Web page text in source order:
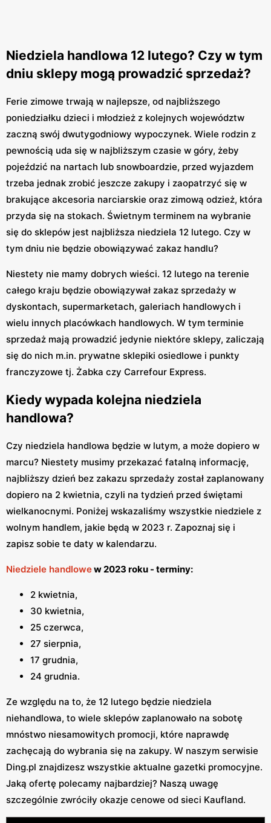
Niedziela handlowa 12 lutego? Czy w tym
dniu sklepy mogą prowadzić sprzedaż?
Ferie zimowe trwają w najlepsze, od najbliższego
poniedziałku dzieci i młodzież z kolejnych województw
zaczną swój dwutygodniowy wypoczynek. Wiele rodzin z
pewnością uda się w najbliższym czasie w góry, żeby
pojeździć na nartach lub snowboardzie, przed wyjazdem
trzeba jednak zrobić jeszcze zakupy i zaopatrzyć się w
brakujące akcesoria narciarskie oraz zimową odzież, która
przyda się na stokach. Świetnym terminem na wybranie
się do sklepów jest najbliższa niedziela 12 lutego. Czy w
tym dniu nie będzie obowiązywać zakaz handlu?
Niestety nie mamy dobrych wieści. 12 lutego na terenie
całego kraju będzie obowiązywał zakaz sprzedaży w
dyskontach, supermarketach, galeriach handlowych i
wielu innych placówkach handlowych. W tym terminie
sprzedaż mają prowadzić jedynie niektóre sklepy, zaliczają
się do nich m.in. prywatne sklepiki osiedlowe i punkty
franczyzowe tj. Żabka czy Carrefour Express.
Kiedy wypada kolejna niedziela
handlowa?
Czy niedziela handlowa będzie w lutym, a może dopiero w
marcu? Niestety musimy przekazać fatalną informację,
najbliższy dzień bez zakazu sprzedaży został zaplanowany
dopiero na 2 kwietnia, czyli na tydzień przed świętami
wielkanocnymi. Poniżej wskazaliśmy wszystkie niedziele z
wolnym handlem, jakie będą w 2023 r. Zapoznaj się i
zapisz sobie te daty w kalendarzu.
Niedziele handlowew 2023 roku - terminy:
2 kwietnia,
30 kwietnia,
25 czerwca,
27 sierpnia,
17 grudnia,
24 grudnia.
Ze względu na to, że 12 lutego będzie niedziela
niehandlowa, to wiele sklepów zaplanowało na sobotę
mnóstwo niesamowitych promocji, które naprawdę
zachęcają do wybrania się na zakupy. W naszym serwisie
Ding.pl znajdizesz wszystkie aktualne gazetki promocyjne.
Jaką ofertę polecamy najbardziej? Naszą uwagę
szczególnie zwróciły okazje cenowe od sieci Kaufland.